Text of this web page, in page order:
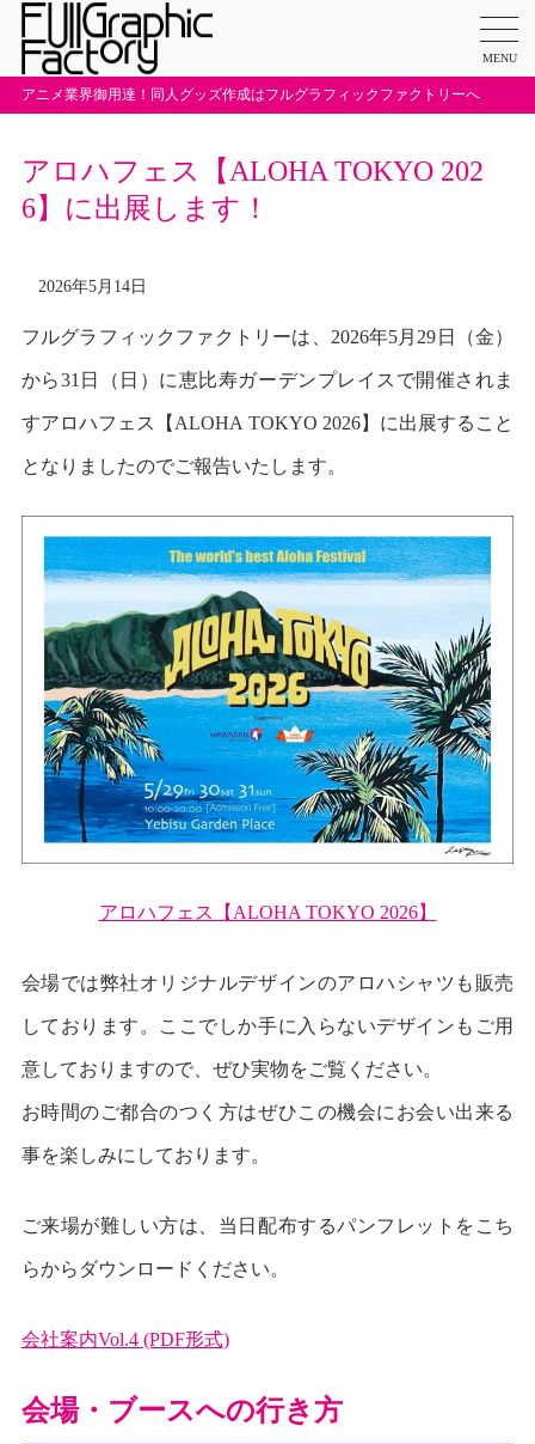
MENU
アニメ業界御用達！同人グッズ作成はフルグラフィックファクトリーへ
アロハフェス【ALOHA TOKYO 202
6】に出展します！
2026年5月14日
フルグラフィックファクトリーは、2026年5月29日（金）
から31日（日）に恵比寿ガーデンプレイスで開催されま
すアロハフェス【ALOHA TOKYO 2026】に出展すること
となりましたのでご報告いたします。
アロハフェス【ALOHA TOKYO 2026】
会場では弊社オリジナルデザインのアロハシャツも販売
しております。ここでしか手に入らないデザインもご用
意しておりますので、ぜひ実物をご覧ください。
お時間のご都合のつく方はぜひこの機会にお会い出来る
事を楽しみにしております。
ご来場が難しい方は、当日配布するパンフレットをこち
らからダウンロードください。
会社案内Vol.4 (PDF形式)
会場・ブースへの行き方